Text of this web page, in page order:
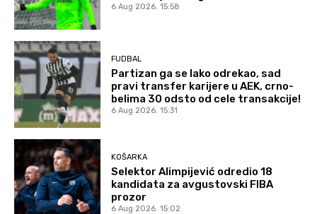
6 Aug 2026. 15:58
FUDBAL
Partizan ga se lako odrekao, sad
pravi transfer karijere u AEK, crno-
belima 30 odsto od cele transakcije!
6 Aug 2026. 15:31
KOŠARKA
Selektor Alimpijević odredio 18
kandidata za avgustovski FIBA
prozor
6 Aug 2026. 15:02